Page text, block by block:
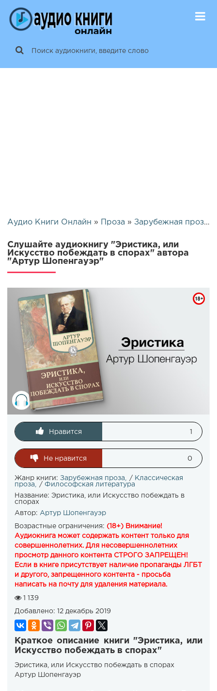
Аудио Книги Онлайн » Проза » Зарубежная проза »
Слушайте аудиокнигу "Эристика, или
Искусство побеждать в спорах" автора
"Артур Шопенгауэр"
Нравится
Не нравится 0
Жанр книги: Зарубежная проза / Классическая
проза
/ Философская литература
Название: Эристика, или Искусство побеждать в
спорах
Автор: Артур Шопенгауэр
Возрастные ограничения: (18+) Внимание!
Аудиокнига может содержать контент только для
совершеннолетних. Для несовершеннолетних
просмотр данного контента СТРОГО ЗАПРЕЩЕН!
Если в книге присутствует наличие пропаганды ЛГБТ
и другого, запрещенного контента - просьба
написать на почту для удаления материала.
1 139
Добавлено: 12 декабрь 2019
Краткое описание книги "Эристика, или
Искусство побеждать в спорах"
Эристика, или Искусство побеждать в спорах
Артур Шопенгауэр ​